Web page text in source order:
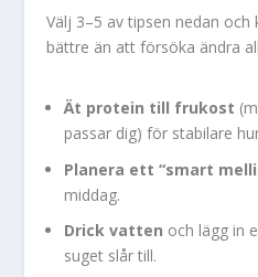
Välj 3–5 av tipsen nedan
bättre än att försöka ändra
Ät protein till frukost
passar dig) för stabilare
Planera ett “smart
middag.
Drick vatten och lägg in
suget slår till.